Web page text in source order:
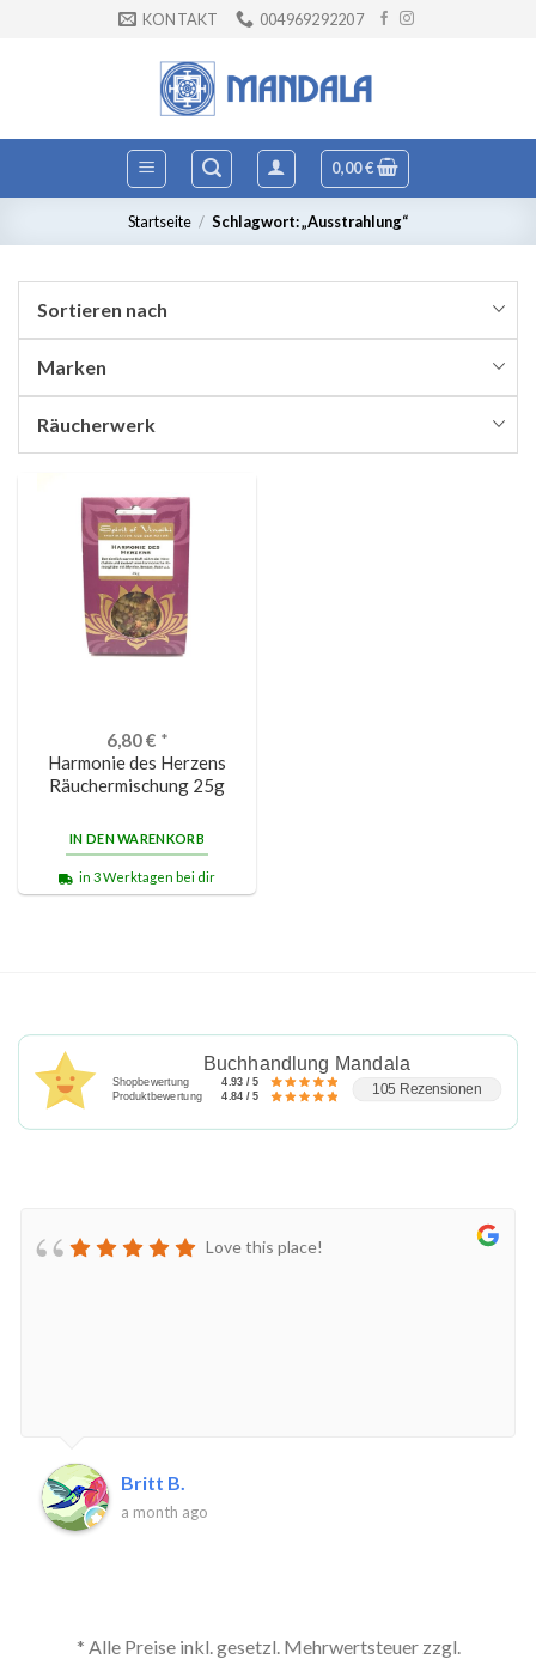
KONTAKT 004969292207
0,00€
Startseite / Schlagwort: „Ausstrahlung“
Sortieren nach
Marken
Räucherwerk
6,80€ *
Harmonie des Herzens
Räuchermischung 25g
IN DEN WARENKORB
in 3 Werktagen bei dir
Buchhandlung Mandala
Shopbewertung
4.93 / 5
Produktbewertung
4.84 / 5 105 Rezensionen
Love this place!
Britt B.
a month ago
* Alle Preise inkl. gesetzl. Mehrwertsteuer zzgl.